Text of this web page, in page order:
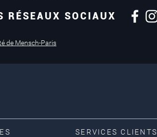
RÉSEAUX SOCIAUX
de Mensch-Paris
SERVICES CLIENTS